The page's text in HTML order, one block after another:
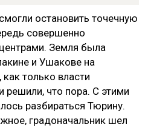
остановить точечную
совершенно
Земля была
и Ушакове на
только власти
решили, что пора. С этими
разбираться Тюрину.
градоначальник шел